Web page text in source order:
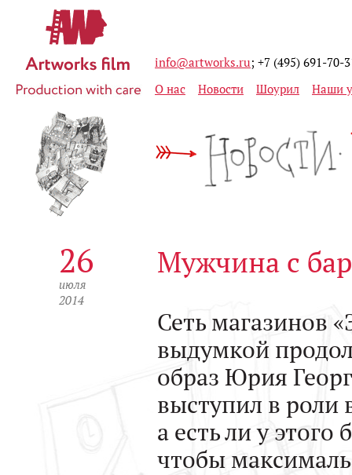
info@artworks.ru; +7 (495) 691-70-
О нас
Новости Шоурил Наши
26
июля
2014
Мужчина с
Сеть магазинов
выдумкой
образ Юрия
выступил в роли
а есть ли у этого
чтобы